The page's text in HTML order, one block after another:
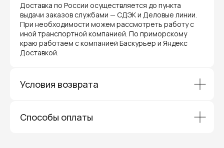
Доставка по России осуществляется до пункта
выдачи заказов службами — СДЭК и Деловые линии.
При необходимости можем рассмотреть работу с
иной транспортной компанией. По приморскому
краю работаем с компанией Баскурьер и Яндекс
Доставкой.
Условия возврата
Способы оплаты
Гарантия и поддержка
сервис для торгового оборудования,
через официальные сервисные центры
в Приморском крае.